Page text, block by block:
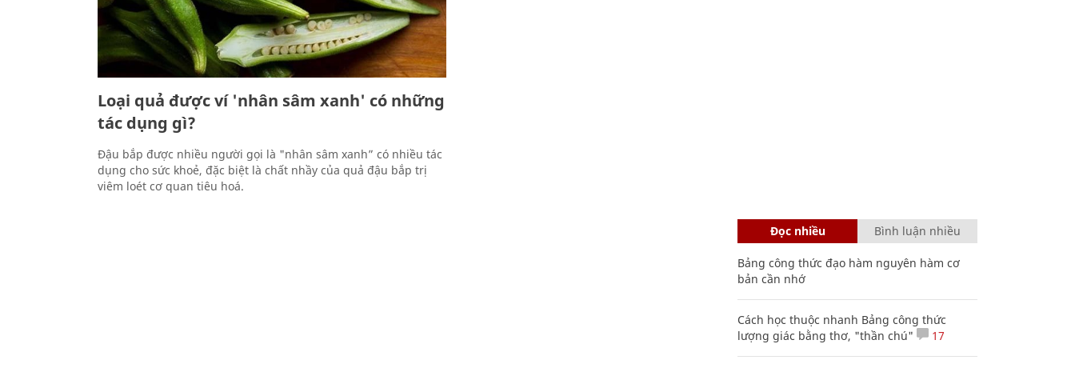
Loại quả được ví 'nhân sâm xanh' có những
tác dụng gì?
Đậu bắp được nhiều người gọi là "nhân sâm xanh” có nhiều tác
dụng cho sức khoẻ, đặc biệt là chất nhầy của quả đậu bắp trị
viêm loét cơ quan tiêu hoá.
Đọc nhiều Bình luận nhiều
Bảng công thức đạo hàm nguyên hàm cơ
bản cần nhớ
Cách học thuộc nhanh Bảng công thức
lượng giác bằng thơ, "thần chú"
17